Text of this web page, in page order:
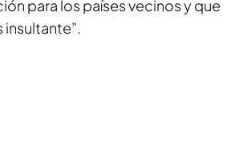
para los países vecinos y que
insultante”.